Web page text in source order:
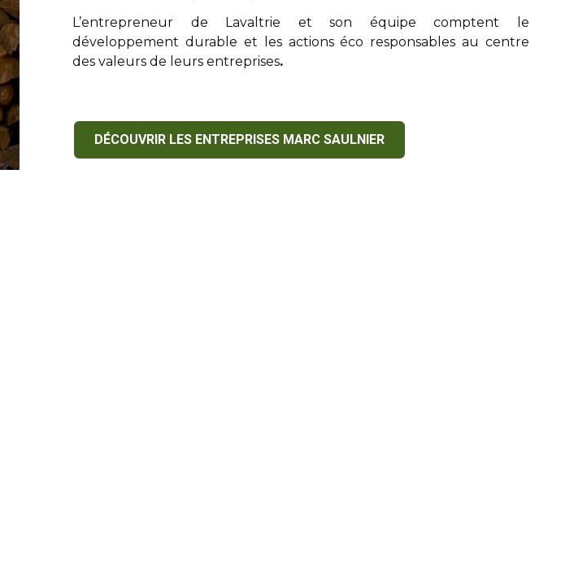
L’entrepreneur de Lavaltrie et son équipe comptent le
développement durable et les actions éco responsables au centre
des valeurs de leurs entreprises.
DÉCOUVRIR LES ENTREPRISES MARC SAULNIER